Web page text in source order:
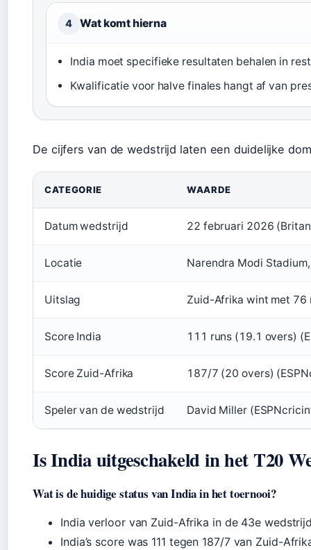
4 Wat komt hierna
India moet specifieke resultaten behalen in
Kwalificatie voor halve finales hangt af van
De cijfers van de wedstrijd laten een duidelijke
CATEGORIE WAARDE
Datum wedstrijd 22 februari 2026
Locatie Narendra Modi
Uitslag Zuid-Afrika wint met 76
Score India 111 runs (19.1 overs)
Score Zuid-Afrika 187/7 (20 overs)
Speler van de wedstrijd David Miller
Is India uitgeschakeld in het T20
Wat is de huidige status van India in het toernooi?
India verloor van Zuid-Afrika in de 43e
India’s score was 111 tegen 187/7 van Zuid-